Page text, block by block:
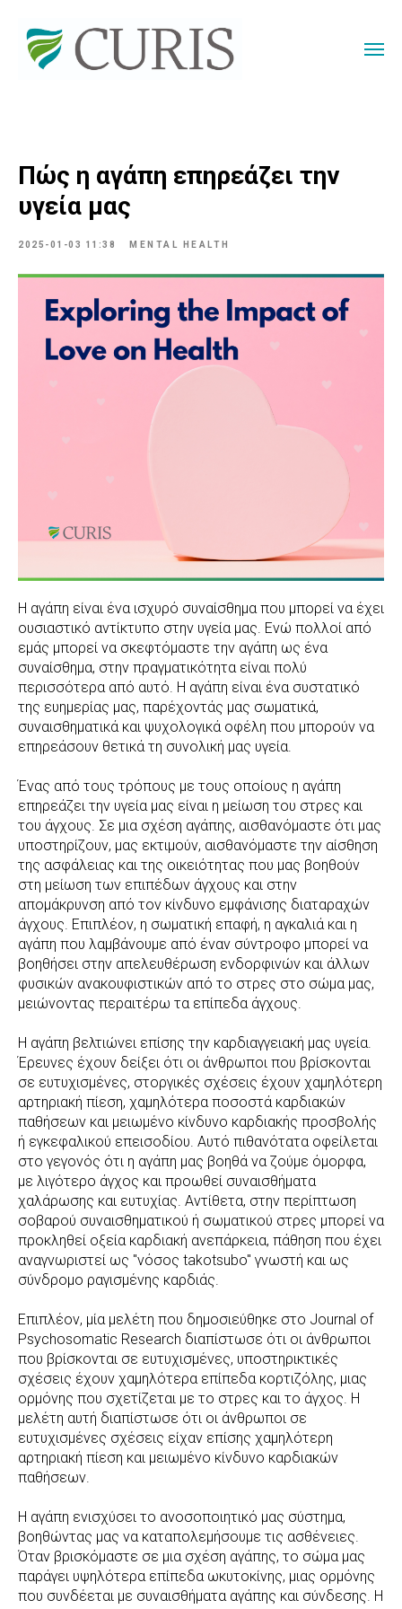
Πώς η αγάπη επηρεάζει την
υγεία μας
2025-01-03 11:38 MENTAL HEALTH
Η αγάπη είναι ένα ισχυρό συναίσθημα που μπορεί να έχει
ουσιαστικό αντίκτυπο στην υγεία μας. Ενώ πολλοί από
εμάς μπορεί να σκεφτόμαστε την αγάπη ως ένα
συναίσθημα, στην πραγματικότητα είναι πολύ
περισσότερα από αυτό. Η αγάπη είναι ένα συστατικό
της ευημερίας μας, παρέχοντάς μας σωματικά,
συναισθηματικά και ψυχολογικά οφέλη που μπορούν να
επηρεάσουν θετικά τη συνολική μας υγεία.
Ένας από τους τρόπους με τους οποίους η αγάπη
επηρεάζει την υγεία μας είναι η μείωση του στρες και
του άγχους. Σε μια σχέση αγάπης, αισθανόμαστε ότι μας
υποστηρίζουν, μας εκτιμούν, αισθανόμαστε την αίσθηση
της ασφάλειας και της οικειότητας που μας βοηθούν
στη μείωση των επιπέδων άγχους και στην
απομάκρυνση από τον κίνδυνο εμφάνισης διαταραχών
άγχους. Επιπλέον, η σωματική επαφή, η αγκαλιά και η
αγάπη που λαμβάνουμε από έναν σύντροφο μπορεί να
βοηθήσει στην απελευθέρωση ενδορφινών και άλλων
φυσικών ανακουφιστικών από το στρες στο σώμα μας,
μειώνοντας περαιτέρω τα επίπεδα άγχους.
Η αγάπη βελτιώνει επίσης την καρδιαγγειακή μας υγεία.
Έρευνες έχουν δείξει ότι οι άνθρωποι που βρίσκονται
σε ευτυχισμένες, στοργικές σχέσεις έχουν χαμηλότερη
αρτηριακή πίεση, χαμηλότερα ποσοστά καρδιακών
παθήσεων και μειωμένο κίνδυνο καρδιακής προσβολής
ή εγκεφαλικού επεισοδίου. Αυτό πιθανότατα οφείλεται
στο γεγονός ότι η αγάπη μας βοηθά να ζούμε όμορφα,
με λιγότερο άγχος και προωθεί συναισθήματα
χαλάρωσης και ευτυχίας. Αντίθετα, στην περίπτωση
σοβαρού συναισθηματικού ή σωματικού στρες μπορεί να
προκληθεί οξεία καρδιακή ανεπάρκεια, πάθηση που έχει
αναγνωριστεί ως "νόσος takotsubo" γνωστή και ως
σύνδρομο ραγισμένης καρδιάς.
Επιπλέον, μία μελέτη που δημοσιεύθηκε στο Journal of
Psychosomatic Research διαπίστωσε ότι οι άνθρωποι
που βρίσκονται σε ευτυχισμένες, υποστηρικτικές
σχέσεις έχουν χαμηλότερα επίπεδα κορτιζόλης, μιας
ορμόνης που σχετίζεται με το στρες και το άγχος. Η
μελέτη αυτή διαπίστωσε ότι οι άνθρωποι σε
ευτυχισμένες σχέσεις είχαν επίσης χαμηλότερη
αρτηριακή πίεση και μειωμένο κίνδυνο καρδιακών
παθήσεων.
Η αγάπη ενισχύσει το ανοσοποιητικό μας σύστημα,
βοηθώντας μας να καταπολεμήσουμε τις ασθένειες.
Όταν βρισκόμαστε σε μια σχέση αγάπης, το σώμα μας
παράγει υψηλότερα επίπεδα ωκυτοκίνης, μιας ορμόνης
που συνδέεται με συναισθήματα αγάπης και σύνδεσης. Η